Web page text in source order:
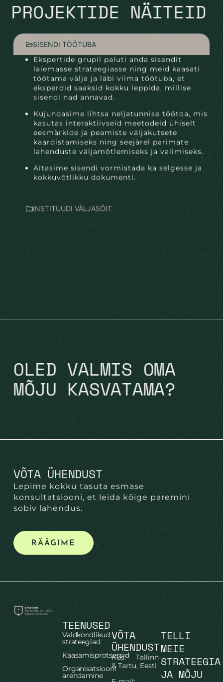
PROJEKTIDE NÄITEID
SISENDI TÖÖTUBA
INSTITUUDI VÄLJASÕIT
Ekspertide grupil paluti anda sisendit
laiemasse strateegiasse ning meid kaasati
töötama välja ja läbi viima töötuba, et
eksperdid saaksid kokku leppida, millise
sisendi nad annavad.
Kujundasime lihtsa neljatunnise töötoa, mis
kasutas interaktiivseid meetodeid ühiselt
eesmärkide ja peamiste väljakutsete
kaardistamiseks ning seejärel parimate
lahenduste väljamõtlemiseks ja valimiseks.
Aitasime sisendi vormistada ka selgesse ja
kokkuvõtlikku dokumenti.
OLED VALMIS OMA
MÕJU KASVATAMA?
VÕTA ÜHENDUST
Lepime kokku tasuta esmase
konsultatsiooni, et leida kõige paremini
sobiv lahendus.
RÄÄGIME
TEENUSED
Valdkondlikud
strateegiad
Kaasamisprotsessid
Organisatsiooni
arendamine
VÕTA
ÜHENDUST
Kus: Tallinn
& Tartu, Eesti
TELLI
MEIE
STRATEEGIA
JA MÕJU